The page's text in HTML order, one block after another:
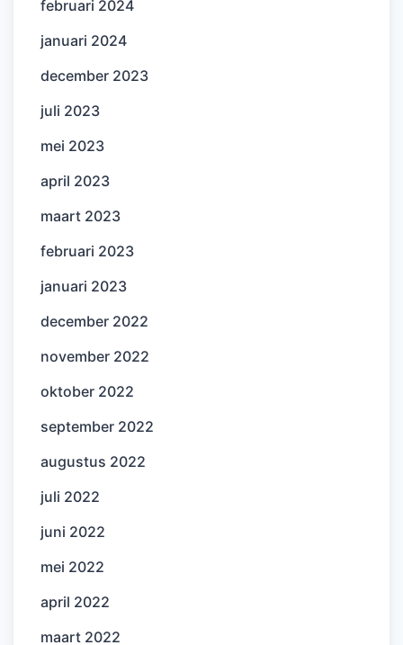
februari 2024
januari 2024
december 2023
juli 2023
mei 2023
april 2023
maart 2023
februari 2023
januari 2023
december 2022
november 2022
oktober 2022
september 2022
augustus 2022
juli 2022
juni 2022
mei 2022
april 2022
maart 2022